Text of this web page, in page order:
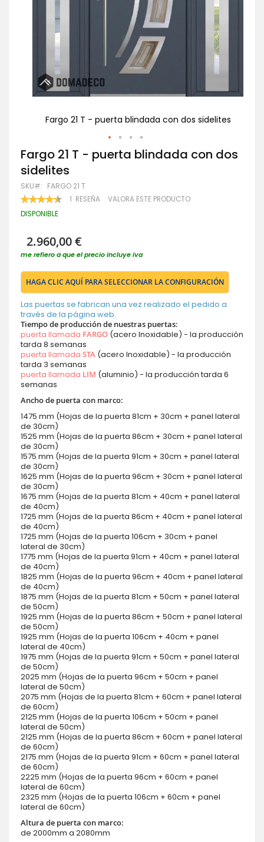
Fargo 21 T - puerta blindada con dos sidelites
Saltar
al
comienzo
de
la
galería
de
Fargo 21 T - puerta blindada con dos
sidelites
SKU FARGO 21 T
VALORACIÓN:
90 100
1 RESEÑA VALORA ESTE PRODUCTO
DISPONIBLE
2.960,00 €
me refiero a que el precio incluye iva
HAGA CLIC AQUÍ PARA SELECCIONAR LA CONFIGURACIÓN
Las puertas se fabrican una vez realizado el pedido a
través de la página web.
Tiempo de producción de nuestras puertas:
puerta llamada FARGO (acero Inoxidable) - la producción
tarda 8 semanas
puerta llamada STA (acero Inoxidable) - la producción
tarda 3 semanas
puerta llamada LIM (aluminio) - la producción tarda 6
semanas
Ancho de puerta con marco:
1475 mm (Hojas de la puerta 81cm + 30cm + panel lateral
de 30cm)
1525 mm (Hojas de la puerta 86cm + 30cm + panel lateral
de 30cm)
1575 mm (Hojas de la puerta 91cm + 30cm + panel lateral
de 30cm)
1625 mm (Hojas de la puerta 96cm + 30cm + panel lateral
de 30cm)
1675 mm (Hojas de la puerta 81cm + 40cm + panel lateral
de 40cm)
1725 mm (Hojas de la puerta 86cm + 40cm + panel lateral
de 40cm)
1725 mm (Hojas de la puerta 106cm + 30cm + panel
lateral de 30cm)
1775 mm (Hojas de la puerta 91cm + 40cm + panel lateral
de 40cm)
1825 mm (Hojas de la puerta 96cm + 40cm + panel lateral
de 40cm)
1875 mm (Hojas de la puerta 81cm + 50cm + panel lateral
de 50cm)
1925 mm (Hojas de la puerta 86cm + 50cm + panel lateral
de 50cm)
1925 mm (Hojas de la puerta 106cm + 40cm + panel
lateral de 40cm)
1975 mm (Hojas de la puerta 91cm + 50cm + panel lateral
de 50cm)
2025 mm (Hojas de la puerta 96cm + 50cm + panel
lateral de 50cm)
2075 mm (Hojas de la puerta 81cm + 60cm + panel lateral
de 60cm)
2125 mm (Hojas de la puerta 106cm + 50cm + panel
lateral de 50cm)
2125 mm (Hojas de la puerta 86cm + 60cm + panel lateral
de 60cm)
2175 mm (Hojas de la puerta 91cm + 60cm + panel lateral
de 60cm)
2225 mm (Hojas de la puerta 96cm + 60cm + panel
lateral de 60cm)
2325 mm (Hojas de la puerta 106cm + 60cm + panel
lateral de 60cm)
Altura de puerta con marco:
de 2000mm a 2080mm